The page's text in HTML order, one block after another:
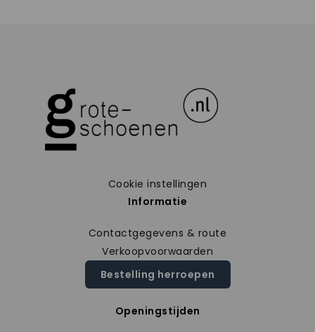
Cookie instellingen
Informatie
Contactgegevens & route
Verkoopvoorwaarden
Bestelling herroepen
Openingstijden